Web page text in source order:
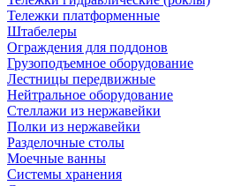
Тележки платформенные
Штабелеры
Ограждения для поддонов
Грузоподъемное оборудование
Лестницы передвижные
Нейтральное оборудование
Стеллажи из нержавейки
Полки из нержавейки
Разделочные столы
Моечные ванны
Системы хранения